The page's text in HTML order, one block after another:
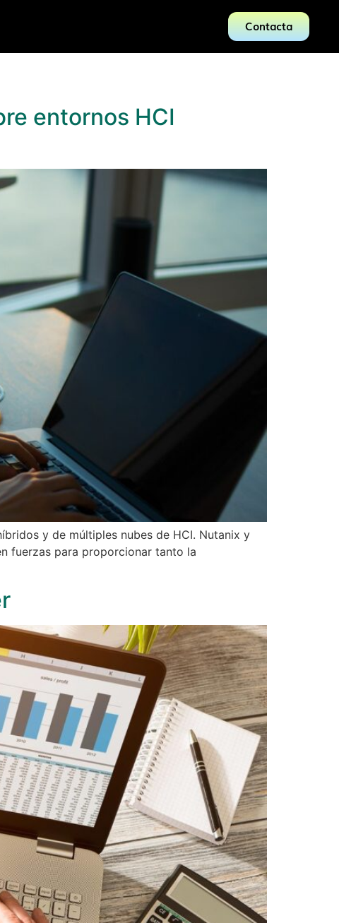
Contacta
entornos HCI
y de múltiples nubes de HCI. Nutanix y
fuerzas para proporcionar tanto la